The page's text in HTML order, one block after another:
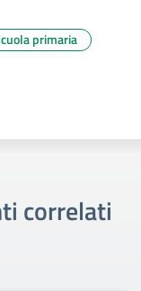
primaria
correlati